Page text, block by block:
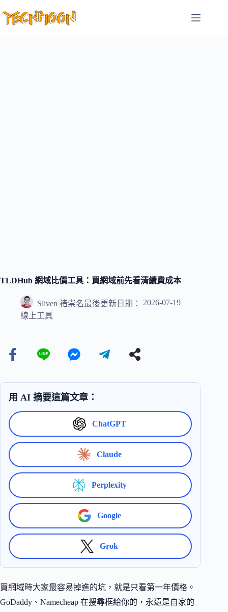
至
TLDHub 網域比價工具：買網域前先看清續費成本
Sliven 褚崇名最後更新日期：
2026-07-19
線上工具
用 AI 摘要這篇文章：
ChatGPT
Claude
Perplexity
Google
Grok
買網域時大家最容易掉進的坑，就是只看第一年價格。
GoDaddy、Namecheap 在搜尋框給你的，永遠是自家的